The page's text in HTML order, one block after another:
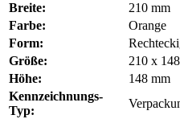
Breite:
210 mm
Farbe:
Orange
Form:
Größe:
210 x
Höhe:
148 mm
Kennzeichnungs-
Typ: